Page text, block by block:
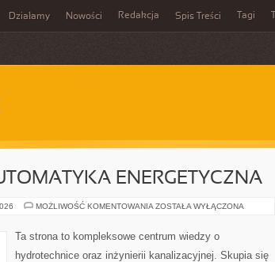
Działamy Nowości Redakcja Spis Treści Tagi
ENERGETYCZNA
MOŻLIWOŚĆ KOMENTOWANIA SMART
AUTOMATYKA
ENERGETYCZNA
ZOSTAŁA WYŁĄCZONA
Ta strona to kompleksowe centrum wiedzy o
hydrotechnice oraz inżynierii kanalizacyjnej. Skupia się